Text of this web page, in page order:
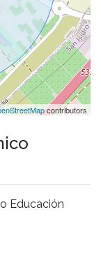
contributors
Educación